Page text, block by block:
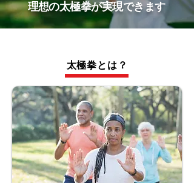
​理想の太極拳が実現できます
太極拳とは？